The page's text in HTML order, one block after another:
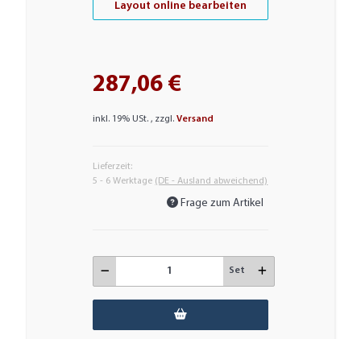
Layout online bearbeiten
287,06 €
inkl. 19% USt. , zzgl.Versand
Lieferzeit:
5 - 6 Werktage (DE - Ausland abweichend)
Frage zum Artikel
Set